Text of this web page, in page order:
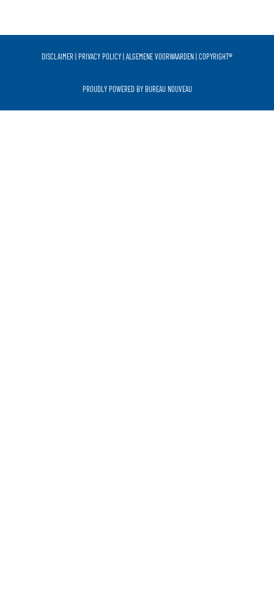
DISCLAIMER|PRIVACY POLICY|ALGEMENE VOORWAARDEN|COPYRIGHT®
PROUDLY POWERED BY BUREAU NOUVEAU​